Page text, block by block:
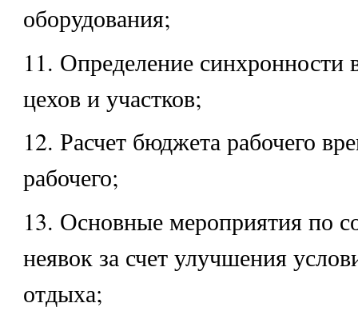
оборудования;
11. Определение синхронности
цехов и участков;
12. Расчет бюджета рабочего
рабочего;
13. Основные мероприятия по
неявок за счет улучшения
отдыха;